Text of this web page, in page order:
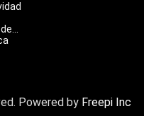
Powered by Freepi Inc